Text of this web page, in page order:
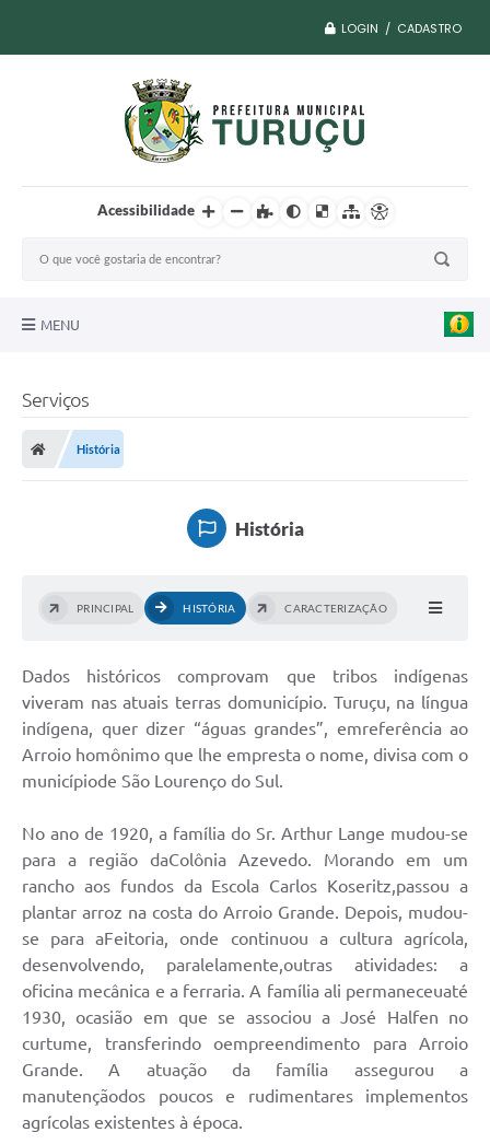
LOGIN / CADASTRO
Acessibilidade
MENU
Transparência
Publicações
Carta de Serviços
Audiências Públicas
Contato
Serviços
História
História
PRINCIPAL HISTÓRIA CARACTERIZAÇÃO
Dados históricos comprovam que tribos indígenas
viveram nas atuais terras domunicípio. Turuçu, na língua
indígena, quer dizer “águas grandes”, emreferência ao
Arroio homônimo que lhe empresta o nome, divisa com o
municípiode São Lourenço do Sul.
No ano de 1920, a família do Sr. Arthur Lange mudou-se
para a região daColônia Azevedo. Morando em um
rancho aos fundos da Escola Carlos Koseritz,passou a
plantar arroz na costa do Arroio Grande. Depois, mudou-
se para aFeitoria, onde continuou a cultura agrícola,
desenvolvendo, paralelamente,outras atividades: a
oficina mecânica e a ferraria. A família ali permaneceuaté
1930, ocasião em que se associou a José Halfen no
curtume, transferindo oempreendimento para Arroio
Grande. A atuação da família assegurou a
manutençãodos poucos e rudimentares implementos
agrícolas existentes à época.